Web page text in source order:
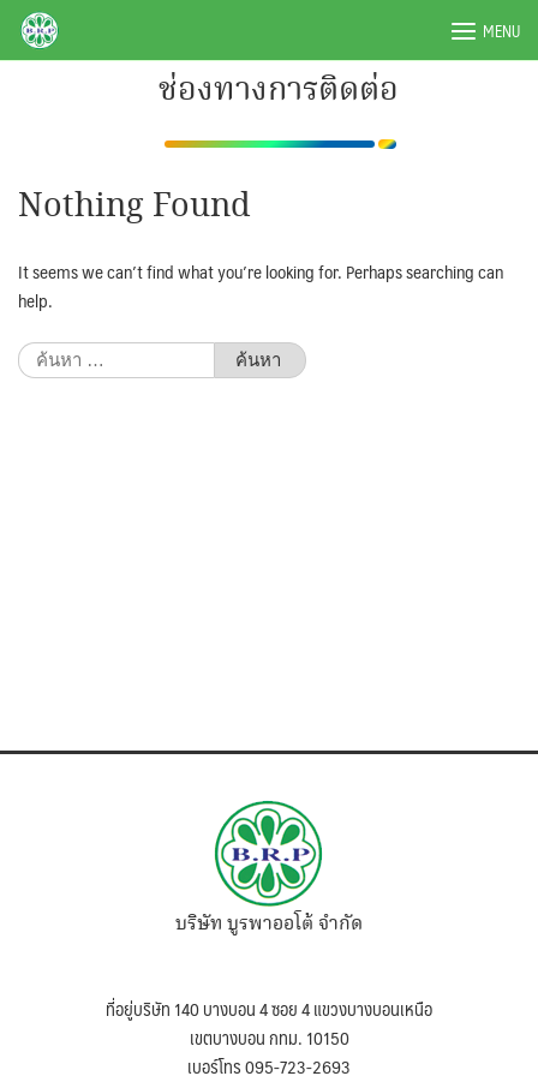
SkipBRPAUTO.COM MENU
ช่องทางการติดต่อ
Nothing Found
It seems we can’t find what you’re looking for. Perhaps searching can
help.
ค้นหา
สำหรับ:
บริษัท บูรพาออโต้ จำกัด
ที่อยู่บริษัท 140 บางบอน 4 ซอย 4 แขวงบางบอนเหนือ
เขตบางบอน กทม. 10150
เบอร์โทร 095-723-2693